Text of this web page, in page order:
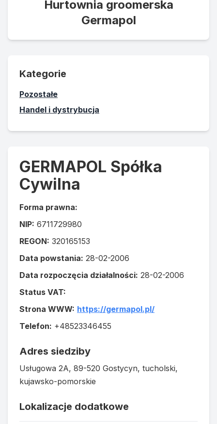
Hurtownia groomerska
Germapol
Kategorie
Pozostałe
Handel i dystrybucja
GERMAPOL Spółka
Cywilna
Forma prawna:
NIP: 6711729980
REGON: 320165153
Data powstania: 28-02-2006
Data rozpoczęcia działalności: 28-02-2006
Status VAT:
Strona WWW: https://germapol.pl/
Telefon: +48523346455
Adres siedziby
Usługowa 2A, 89-520 Gostycyn, tucholski,
kujawsko-pomorskie
Lokalizacje dodatkowe